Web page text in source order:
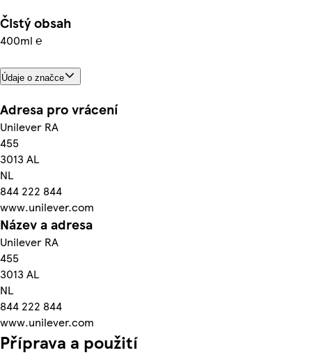
Čistý obsah
400ml ℮
Údaje o značce
Adresa pro vrácení
Unilever RA
455
3013 AL
NL
844 222 844
www.unilever.com
Název a adresa
Unilever RA
455
3013 AL
NL
844 222 844
www.unilever.com
Příprava a použití